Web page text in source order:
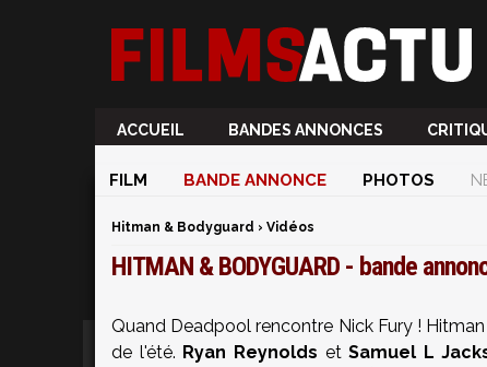
ACCUEIL BANDES ANNONCES
FILM BANDE ANNONCE PHOTOS
Hitman & Bodyguard › Vidéos
HITMAN & BODYGUARD - bande
Quand Deadpool rencontre Nick Fury !
de l'été. Ryan Reynolds etSamuel L